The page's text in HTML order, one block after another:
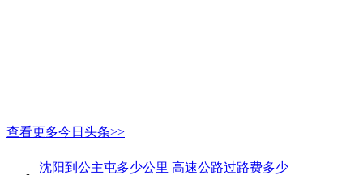
查看更多今日头条>>
沈阳到公主屯多少公里 高速公路过路费多少